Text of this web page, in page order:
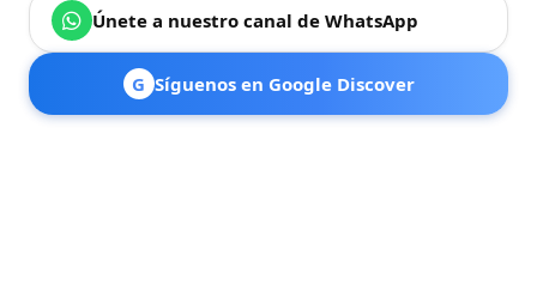
Únete a nuestro canal de WhatsApp
G Síguenos en Google Discover